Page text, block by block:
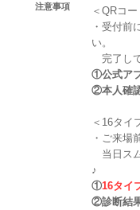
注意事項
＜QRコ
・受付前
い。
完了し
①公式ア
②本人確
＜16タイ
・ご来場
当日ス
♪
①16タイ
②診断結